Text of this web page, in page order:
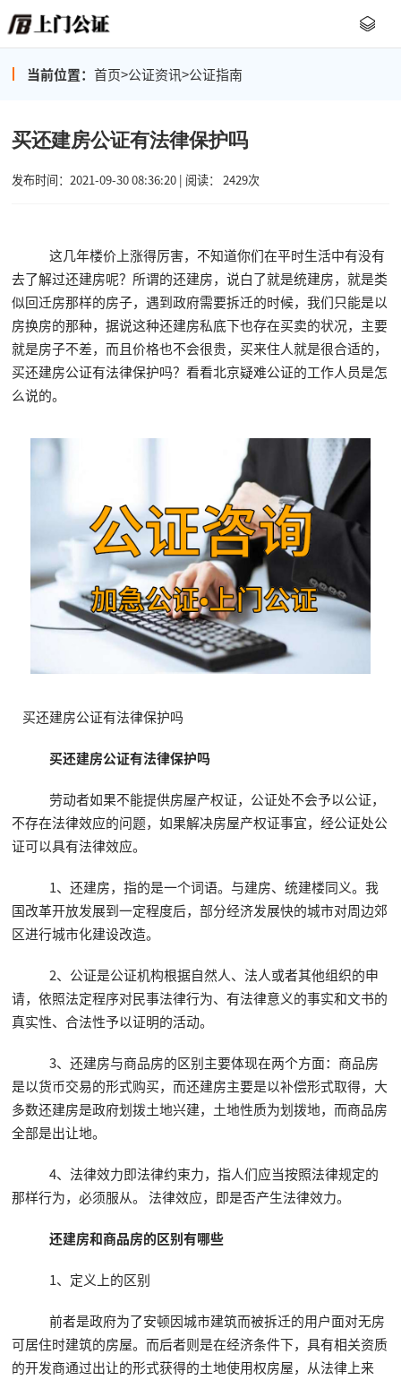
当前位置： 首页>公证资讯>公证指南
买还建房公证有法律保护吗
发布时间：2021-09-30 08:36:20 | 阅读： 2429次
这几年楼价上涨得厉害，不知道你们在平时生活中有没有
去了解过还建房呢？所谓的还建房，说白了就是统建房，就是类
似回迁房那样的房子，遇到政府需要拆迁的时候，我们只能是以
房换房的那种，据说这种还建房私底下也存在买卖的状况，主要
就是房子不差，而且价格也不会很贵，买来住人就是很合适的，
买还建房公证有法律保护吗？看看北京疑难公证的工作人员是怎
么说的。
买还建房公证有法律保护吗
买还建房公证有法律保护吗
劳动者如果不能提供房屋产权证，公证处不会予以公证，
不存在法律效应的问题，如果解决房屋产权证事宜，经公证处公
证可以具有法律效应。
1、还建房，指的是一个词语。与建房、统建楼同义。我
国改革开放发展到一定程度后，部分经济发展快的城市对周边郊
区进行城市化建设改造。
2、公证是公证机构根据自然人、法人或者其他组织的申
请，依照法定程序对民事法律行为、有法律意义的事实和文书的
真实性、合法性予以证明的活动。
3、还建房与商品房的区别主要体现在两个方面：商品房
是以货币交易的形式购买，而还建房主要是以补偿形式取得，大
多数还建房是政府划拨土地兴建，土地性质为划拨地，而商品房
全部是出让地。
4、法律效力即法律约束力，指人们应当按照法律规定的
那样行为，必须服从。 法律效应，即是否产生法律效力。
还建房和商品房的区别有哪些
1、定义上的区别
前者是政府为了安顿因城市建筑而被拆迁的用户面对无房
可居住时建筑的房屋。而后者则是在经济条件下，具有相关资质
的开发商通过出让的形式获得的土地使用权房屋，从法律上来